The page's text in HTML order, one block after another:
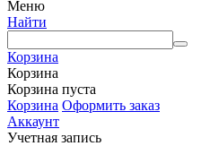
Меню
Найти
Корзина
Корзина
Корзина пуста
Корзина Оформить заказ
Аккаунт
Учетная запись